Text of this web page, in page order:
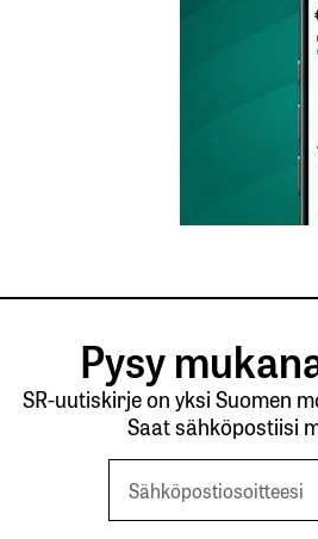
Pysy
SR-uutiskirje on yksi Suomen
Saat sähköpostiisi